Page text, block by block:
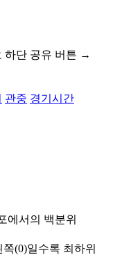
하단 공유 버튼 →
관중 경기시간
에서의 백분위
(0)일수록 최하위